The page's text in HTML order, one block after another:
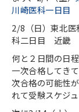
川崎医科一日目
2/8 （日）東北
科二日目 近畿
何と２日間の日
一次合格してき
次合格の可能性
れて受験スケジ